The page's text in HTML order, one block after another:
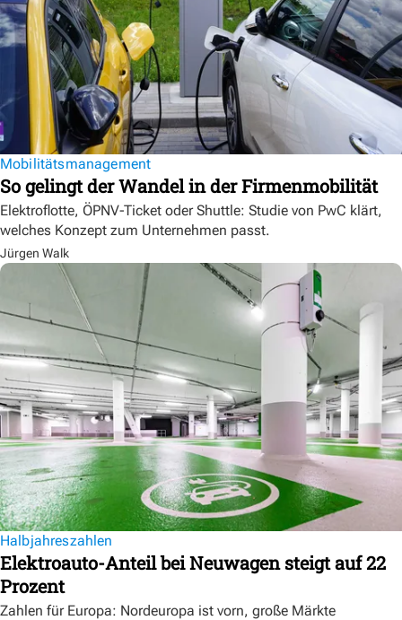
Mobilitätsmanagement
So gelingt der Wandel in der Firmenmobilität
Elektroflotte, ÖPNV-Ticket oder Shuttle: Studie von PwC klärt,
welches Konzept zum Unternehmen passt.
Jürgen Walk
Halbjahreszahlen
Elektroauto-Anteil bei Neuwagen steigt auf 22
Prozent
Zahlen für Europa: Nordeuropa ist vorn, große Märkte